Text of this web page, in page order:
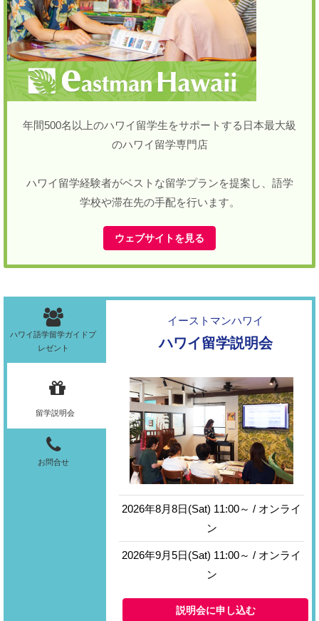
年間500名以上のハワイ留学生をサポートする日本最大級
のハワイ留学専門店
ハワイ留学経験者がベストな留学プランを提案し、語学
学校や滞在先の手配を行います。
ウェブサイトを見る
ハワイ語学留学ガイドプ
レゼント
留学説明会
お問合せ
イーストマンハワイ
ハワイ留学説明会
2026年8月8日(Sat) 11:00～ / オンライ
ン
2026年9月5日(Sat) 11:00～ / オンライ
ン
説明会に申し込む